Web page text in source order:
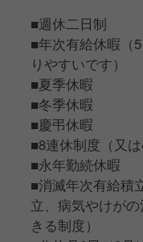
■週休二日制
■年次有給休暇（
りやすいです）
■夏季休暇
■冬季休暇
■慶弔休暇
■8連休制度（又は
■永年勤続休暇
■消滅年次有給積
立、病気やけが
きる制度）